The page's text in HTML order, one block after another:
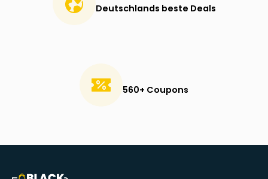
Deutschlands beste Deals
560+ Coupons